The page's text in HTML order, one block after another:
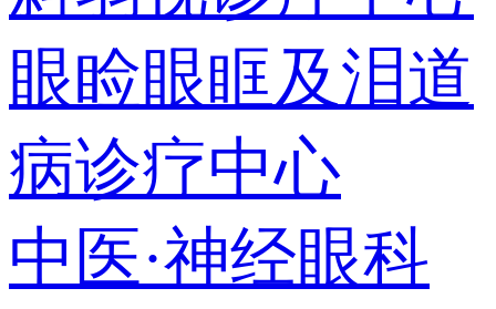
眼睑眼眶及泪道
病诊疗中心
中医·神经眼科